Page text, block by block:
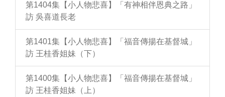
第1404集【小人物悲喜】「有神相伴恩典之路」
訪 吳喜道長老
第1401集【小人物悲喜】「福音傳揚在基督城」
訪 王桂香姐妹（下）
第1400集【小人物悲喜】「福音傳揚在基督城」
訪 王桂香姐妹（上）